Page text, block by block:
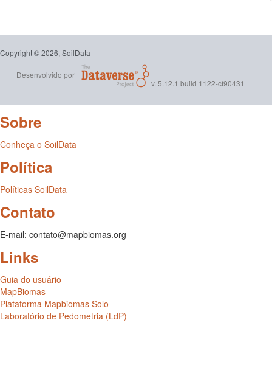
Copyright © 2026, SoilData
Desenvolvido por
v. 5.12.1 build 1122-cf90431
Sobre
Conheça o SoilData
Política
Políticas SoilData
Contato
E-mail: contato@mapbiomas.org
Links
Guia do usuário
MapBiomas
Plataforma Mapbiomas Solo
Laboratório de Pedometria (LdP)